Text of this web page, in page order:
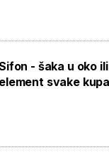
- šaka u oko
element svake